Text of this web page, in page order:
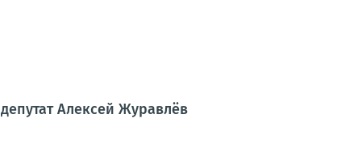
Алексей Журавлёв